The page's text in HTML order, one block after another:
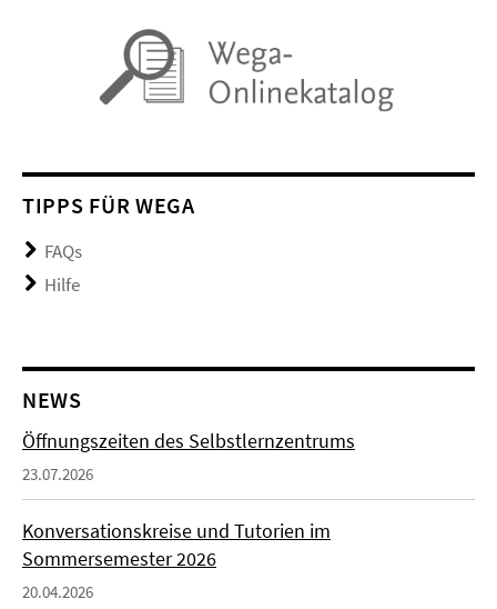
TIPPS FÜR WEGA
FAQs
Hilfe
NEWS
Öffnungszeiten des Selbstlernzentrums
23.07.2026
Konversationskreise und Tutorien im
Sommersemester 2026
20.04.2026